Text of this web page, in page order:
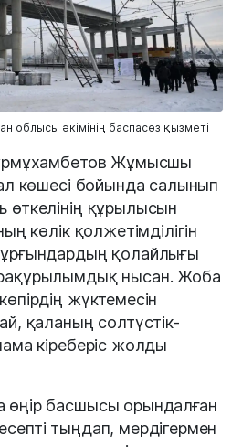
облысы әкімінің баспасөз қызметі
Жұмысшы
көшесі бойында салынып
өткелінің құрылысын
көлік қолжетімділігін
қолайлығы
нысан. Жоба
жүктемесін
қаланың солтүстік-
кіреберіс жолды
басшысы орындалған
тыңдап, мердігермен